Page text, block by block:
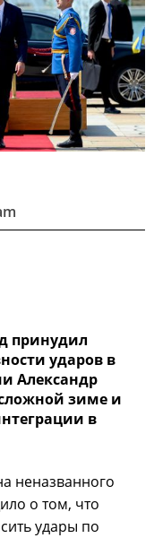
принудил
ударов в
Александр
зиме и
в
неназванного
о том, что
удары по